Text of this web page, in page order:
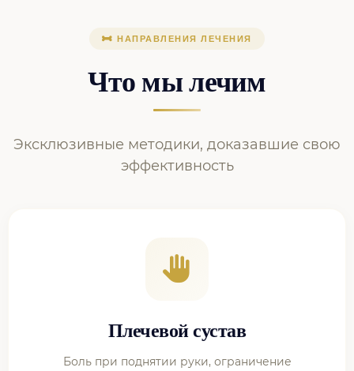
НАПРАВЛЕНИЯ ЛЕЧЕНИЯ
Что мы лечим
Эксклюзивные методики, доказавшие свою
эффективность
Плечевой сустав
Боль при поднятии руки, ограничение